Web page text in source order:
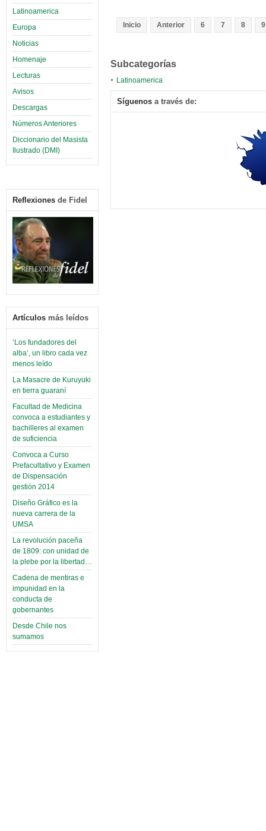
Latinoamerica
Europa
Noticias
Homenaje
Lecturas
Avisos
Descargas
Números Anteriores
Diccionario del Masista
Ilustrado (DMI)
Reflexiones de Fidel
Artículos más leídos
‘Los fundadores del
alba’, un libro cada vez
menos leído
La Masacre de Kuruyuki
en tierra guaraní
Facultad de Medicina
convoca a estudiantes y
bachilleres al examen
de suficiencia
Convoca a Curso
Prefacultativo y Examen
de Dispensación
gestión 2014
Diseño Gráfico es la
nueva carrera de la
UMSA
La revolución paceña
de 1809: con unidad de
la plebe por la libertad…
Cadena de mentiras e
impunidad en la
conducta de
gobernantes
Desde Chile nos
sumamos
Inicio Anterior 6 7 8 9
Subcategorías
Latinoamerica
Síguenos a través de: